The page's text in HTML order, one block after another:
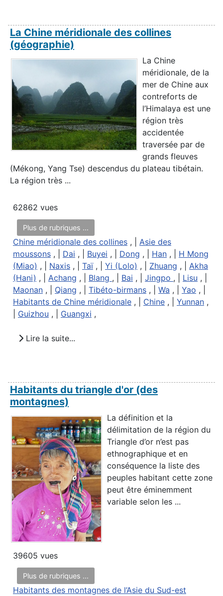
La Chine méridionale des collines
(géographie)
La Chine
méridionale, de la
mer de Chine aux
contreforts de
l’Himalaya est une
région très
accidentée
traversée par de
grands fleuves
(Mékong, Yang Tse) descendus du plateau tibétain.
La région très ...
62862 vues
Plus de rubriques ...
Chine méridionale des collines , | Asie des
moussons , | Dai , | Buyei , | Dong , | Han , | H Mong
(Miao) , | Naxis , | Taï, | Yi (Lolo) , | Zhuang , | Akha
(Hani) , | Achang , | Blang , | Bai , | Jingpo , | Lisu , |
Maonan , | Qiang , | Tibéto-birmans , | Wa , | Yao , |
Habitants de Chine méridionale , | Chine , | Yunnan ,
Guizhou , | Guangxi ,
Lire la suite...
Habitants du triangle d'or (des
montagnes)
La définition et la
délimitation de la région du
Triangle d’or n’est pas
ethnographique et en
conséquence la liste des
peuples habitant cette zone
peut être éminemment
variable selon les ...
39605 vues
Plus de rubriques ...
Habitants des montagnes de l’Asie du Sud-est